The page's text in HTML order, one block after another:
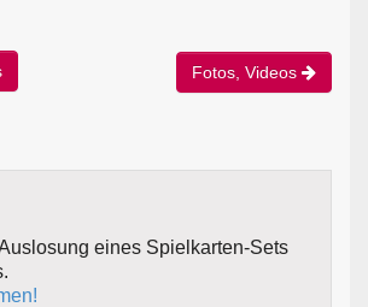
Fotos, Videos
eines Spielkarten-Sets